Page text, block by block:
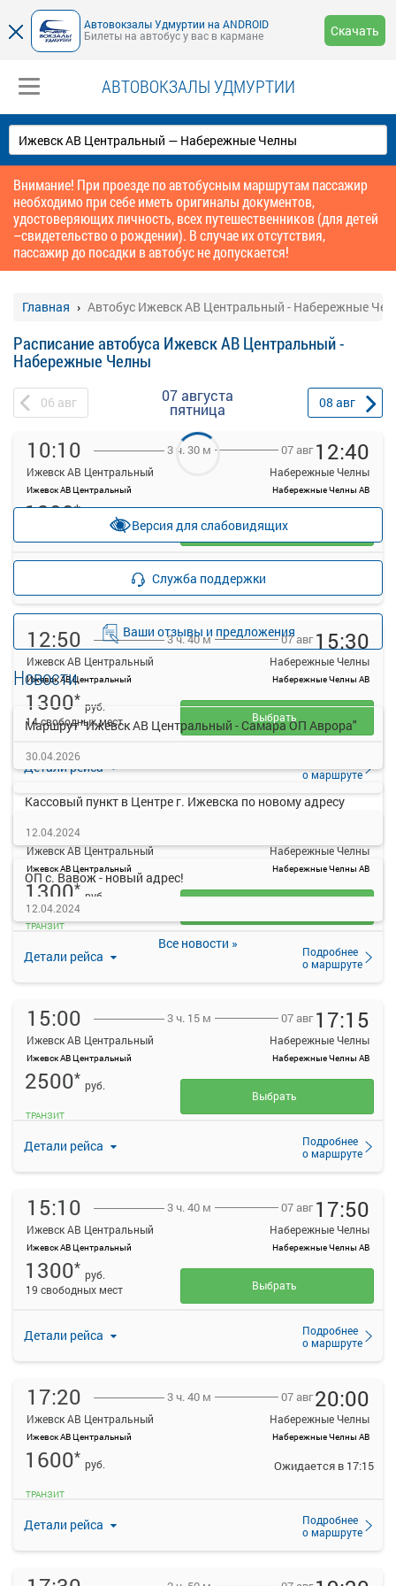
Автовокзалы Удмуртии на ANDROID
Билеты на автобус у вас в кармане
Скачать
АВТОВОКЗАЛЫ УДМУРТИИ
Внимание! При проезде по автобусным маршрутам пассажир
необходимо при себе иметь оригиналы документов,
удостоверяющих личность, всех путешественников (для детей
–свидетельство о рождении). В случае их отсутствия,
пассажир до посадки в автобус не допускается!
Главная Автобус Ижевск АВ Центральный - Набережные
Расписание автобуса Ижевск АВ Центральный -
Набережные Челны
06 авг 07 августа
пятница 08 авг
10:10
Ижевск АВ Центральный
Ижевск АВ Центральный
3 ч. 30 м 07 авг 12:40
Набережные Челны
Набережные Челны АВ
1300*
Выбрать
12:50
Ижевск АВ Центральный
Ижевск АВ Центральный
3 ч. 40 м 07 авг 15:30
Набережные Челны
Набережные Челны АВ
Детали рейса
о маршруте
1300* руб.
14 свободных мест
Выбрать
14:25
Ижевск АВ Центральный
Ижевск АВ Центральный
Набережные Челны
Набережные Челны АВ
Детали рейса
Подробнее
о маршруте
1300* руб.
ТРАНЗИТ
15:00
Ижевск АВ Центральный
Ижевск АВ Центральный
3 ч. 15 м 07 авг 17:15
Набережные Челны
Набережные Челны АВ
Детали рейса
Подробнее
о маршруте
2500* руб.
ТРАНЗИТ
Выбрать
15:10
Ижевск АВ Центральный
Ижевск АВ Центральный
3 ч. 40 м 07 авг 17:50
Набережные Челны
Набережные Челны АВ
Детали рейса
Подробнее
о маршруте
1300* руб.
19 свободных мест
Выбрать
17:20
Ижевск АВ Центральный
Ижевск АВ Центральный
3 ч. 40 м 07 авг20:00
Набережные Челны
Набережные Челны АВ
Детали рейса
Подробнее
о маршруте
1600* руб.
ТРАНЗИТ
Ожидается в 17:15
Версия для слабовидящих
Служба поддержки
Ваши отзывы и предложения
Новости
Маршрут "Ижевск АВ Центральный - Самара ОП Аврора"
30.04.2026
Кассовый пункт в Центре г. Ижевска по новому адресу
12.04.2024
ОП с. Вавож - новый адрес!
12.04.2024
Все новости »